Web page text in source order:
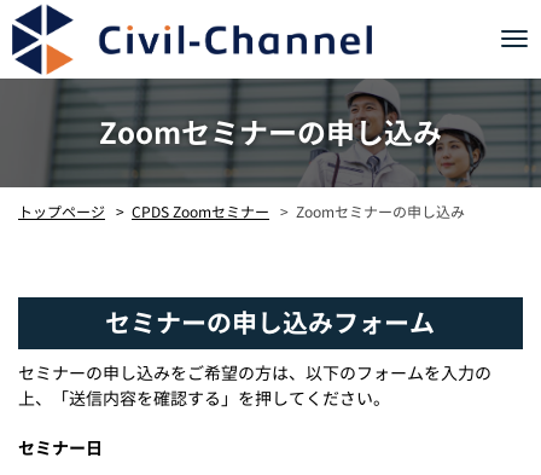
Zoomセミナーの申し込み
トップページ CPDS Zoomセミナー Zoomセミナーの申し込み
セミナーの申し込みフォーム
セミナーの申し込みをご希望の方は、以下のフォームを入力の
上、「送信内容を確認する」を押してください。
セミナー日